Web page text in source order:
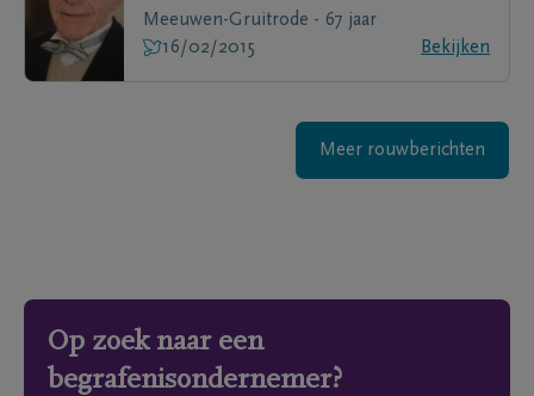
Meeuwen-Gruitrode - 67 jaar
16/02/2015
Bekijken
Meer rouwberichten
Op zoek naar een
begrafenisondernemer?